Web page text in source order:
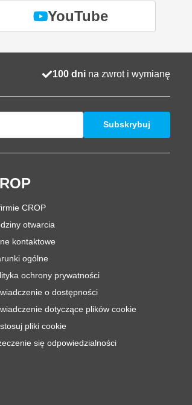
YouTube
100 dni na zwrot i wymianę
Subskrybuj
CROP
otwarcia
kontaktowe
ogólne
ochrony prywatności
o dostępności
dotyczące plików cookie
pliki cookie
się odpowiedzialności